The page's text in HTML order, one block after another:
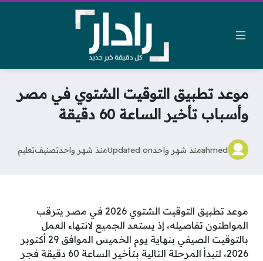
موعد تطبيق التوقيت الشتوي في مصر
وأسباب تأخير الساعة 60 دقيقة
ahmedمنذ شهر واحدUpdated onمنذ شهر واحدتصنيفتعليم
موعد تطبيق التوقيت الشتوي 2026 في مصر يترقب
المواطنون تفاصيله، إذ يستعد الجميع لانتهاء العمل
بالتوقيت الصيفي بنهاية يوم الخميس الموافق 29 أكتوبر
2026، لتبدأ المرحلة التالية بتأخير الساعة 60 دقيقة فجر